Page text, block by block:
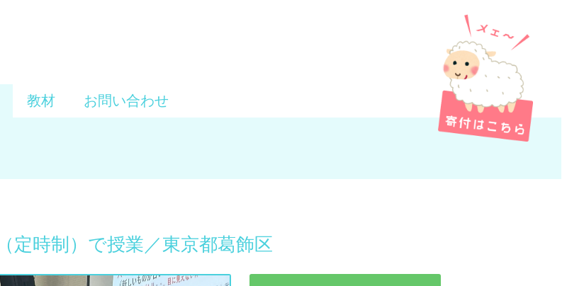
教材 お問い合わせ
定時制）で授業／東京都葛飾区